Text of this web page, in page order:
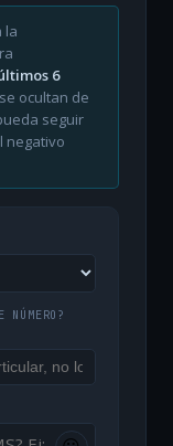
la
6
ocultan de
seguir
negativo